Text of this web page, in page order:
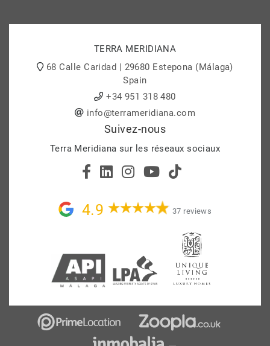
TERRA MERIDIANA
68 Calle Caridad | 29680 Estepona (Málaga)
Spain
+34 951 318 480
info@terrameridiana.com
Suivez-nous
Terra Meridiana sur les réseaux sociaux
4.9 37 reviews